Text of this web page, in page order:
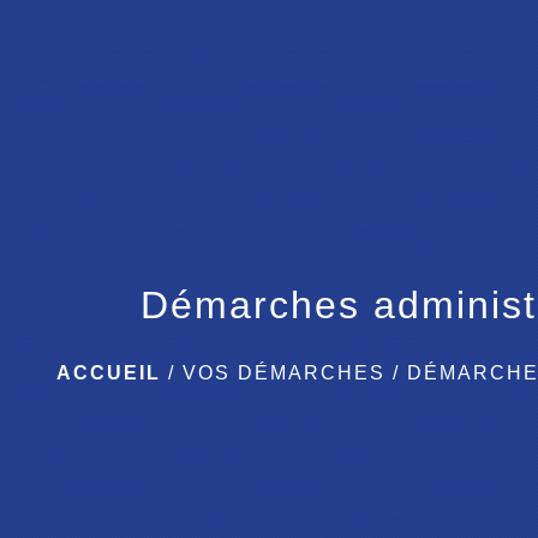
Démarches
ACCUEIL / VOS DÉMARCHES /